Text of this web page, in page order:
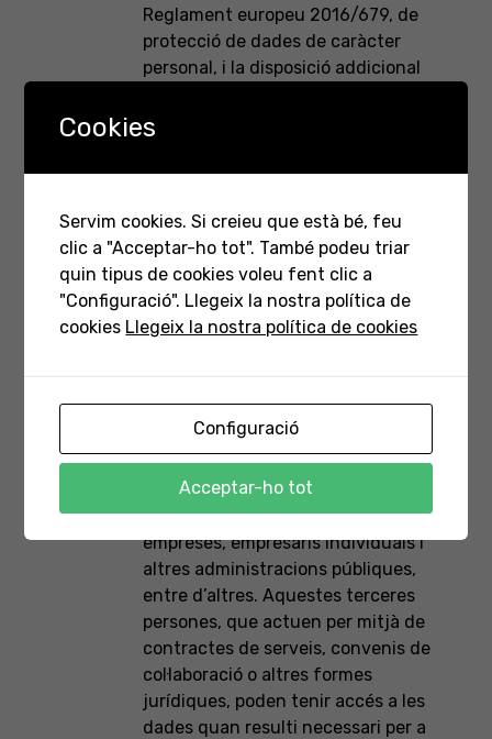
Reglament europeu 2016/679, de
protecció de dades de caràcter
personal, i la disposició addicional
2/2006, de 3 de maig, d’educació.
Per a la recollida i el tractament de
necessàries per a complir amb la
prestació del servei se sol·licitarà el
consentiment previ dels pares,
mares i tutors/res legals.
A qui comunicam les vostres
Per a gestionar determinats serveis
el PMEI compta amb la participació
de terceres persones alienes a
l’organisme, que poden ser
empreses, empresaris individuals i
altres administracions públiques,
entre d’altres. Aquestes terceres
persones, que actuen per mitjà de
contractes de serveis, convenis de
col·laboració o altres formes
jurídiques, poden tenir accés a les
dades quan resulti necessari per a
Cookies
Servim cookies. Si creieu que està bé, feu
clic a "Acceptar-ho tot". També podeu triar
quin tipus de cookies voleu fent clic a
"Configuració". Llegeix la nostra política de
cookies Llegeix la nostra política de cookies
Configuració
Acceptar-ho tot